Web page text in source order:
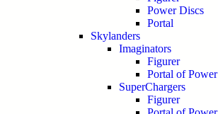
Power Discs
Portal
Skylanders
Imaginators
Figurer
Portal of Power
SuperChargers
Figurer